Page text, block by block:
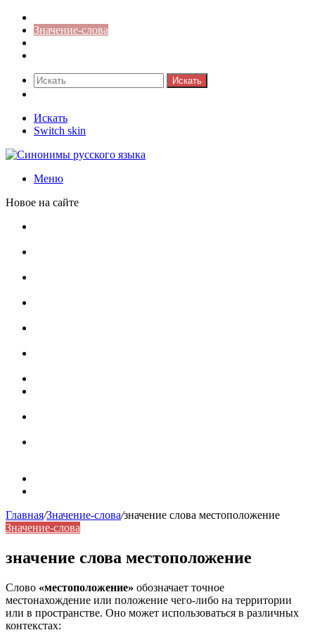
Значение-слова
Искать
Искать
Switch skin
Меню
Новое на сайте
Главная/Значение-слова/значение слова местоположение
Значение-слова
значение слова местоположение
Слово «местоположение» обозначает точное
местонахождение или положение чего-либо на территории
или в пространстве. Оно может использоваться в различных
контекстах: